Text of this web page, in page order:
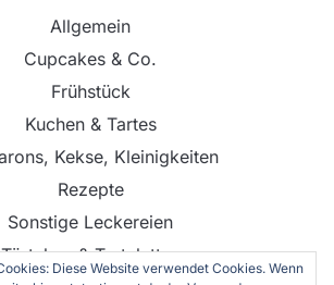
Allgemein
Cupcakes & Co.
Frühstück
Kuchen & Tartes
Kekse, Kleinigkeiten
Rezepte
Sonstige Leckereien
Törtchen & Tartelettes
Diese Website verwendet Cookies. Wenn